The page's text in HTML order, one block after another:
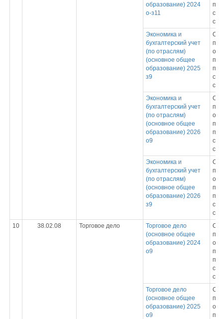
образование) 2024
о-з11
Экономика и
бухгалтерский учет
(по отраслям)
(основное общее
образование) 2025
з9
Экономика и
бухгалтерский учет
(по отраслям)
(основное общее
образование) 2026
о9
Экономика и
бухгалтерский учет
(по отраслям)
(основное общее
образование) 2026
з9
10
38.02.08 Торговое дело
Торговое дело
(основное общее
образование) 2024
о9
Торговое дело
(основное общее
образование) 2025
о9